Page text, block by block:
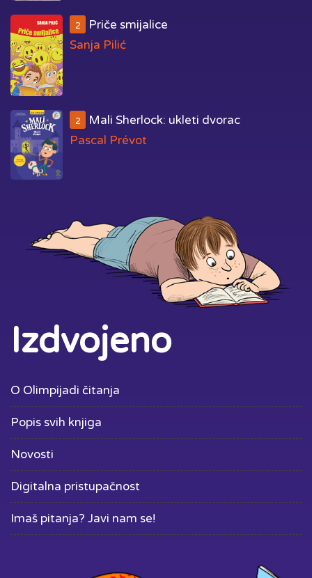
2
Priče smijalice
Sanja Pilić
2
Mali Sherlock: ukleti dvorac
Pascal Prévot
Izdvojeno
O Olimpijadi čitanja
Popis svih knjiga
Novosti
Digitalna pristupačnost
Imaš pitanja? Javi nam se!